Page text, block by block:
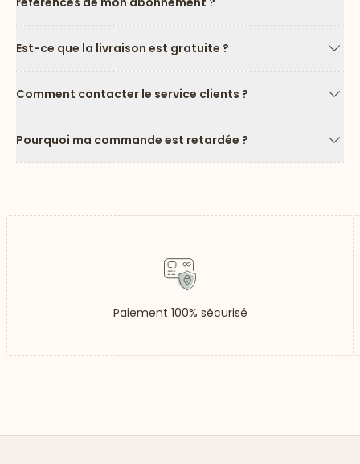
Est-ce que la livraison est gratuite ?
Comment contacter le service clients ?
Pourquoi ma commande est retardée ?
Paiement 100% sécurisé